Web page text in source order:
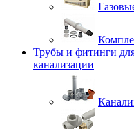
Трубы и фитинги
канализации